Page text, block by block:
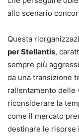
allo scenario
Questa
per Stellantis,
sempre più
da una transizione
rallentamento delle
riconsiderare la
come il mercato
destinare le risorse